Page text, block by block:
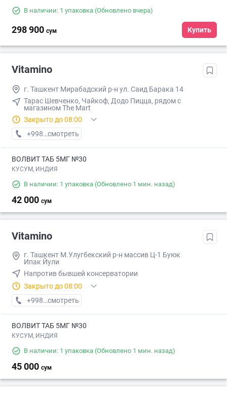
В наличии: 1 упаковка (Обновлено вчера)
298 900 сум Купить
Vitamino
г. Ташкент Мирабадский р-н ул. Саид Барака 14
Тарас Шевченко, Чайкоф, Додо Пицца, рядом с
магазином The Mart
Закрыто до 08:00
+998 (95) XXX-XX-XX
смотреть
ВОЛВИТ ТАБ 5МГ №30
КУСУМ, ИНДИЯ
В наличии: 1 упаковка (Обновлено 1 мин. назад)
42 000 сум
Vitamino
г. Ташкент М.Улугбекский р-н массив Ц-1 Буюк
Ипак Йули
Напротив бывшей консерватории
Закрыто до 08:00
+998 (95) XXX-XX-XX
смотреть
ВОЛВИТ ТАБ 5МГ №30
КУСУМ, ИНДИЯ
В наличии: 1 упаковка (Обновлено 1 мин. назад)
45 000 сум